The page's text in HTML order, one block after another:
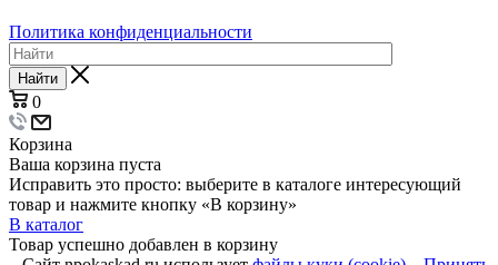
Политика конфиденциальности
Найти
0
Корзина
Ваша корзина пуста
Исправить это просто: выберите в каталоге интересующий
товар и нажмите кнопку «В корзину»
В каталог
Товар успешно добавлен в корзину